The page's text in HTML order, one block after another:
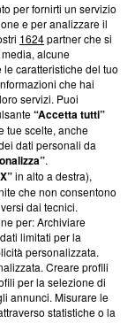
su Blasting
ci impegniamo a
aderenza a
News non è
di farne
una verifica di
per fornirti un servizio
e per analizzare il
1624partner che si
alcune
caratteristiche del tuo
che hai
servizi. Puoi
“Accetta tutti”
tue scelte, anche
dati personali da
.
in alto a destra),
che non consentono
dai tecnici.
per: Archiviare
limitati per la
personalizzata.
Creare profili
per la selezione di
annunci. Misurare le
statistiche o la